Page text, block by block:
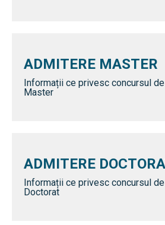
ADMITERE MASTER
Informații ce privesc concursul
Master
ADMITERE
Informații ce privesc concursul
Doctorat